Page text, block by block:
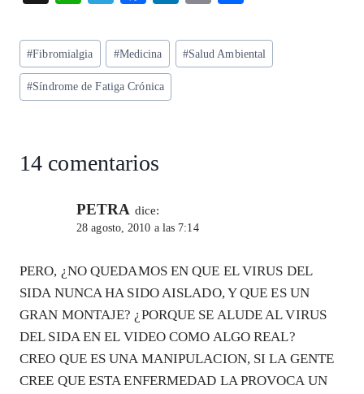
ts
A
p
eg
ra
m
eb
o
o
ke
dI
ai
l
re
Etiquetas
de
la
#Fibromialgia #Medicina #Salud Ambiental
#Síndrome de Fatiga Crónica
14 comentarios
PETRA dice:
28 agosto, 2010 a las 7:14
PERO, ¿NO QUEDAMOS EN QUE EL VIRUS DEL
SIDA NUNCA HA SIDO AISLADO, Y QUE ES UN
GRAN MONTAJE? ¿PORQUE SE ALUDE AL VIRUS
DEL SIDA EN EL VIDEO COMO ALGO REAL?
CREO QUE ES UNA MANIPULACION, SI LA GENTE
CREE QUE ESTA ENFERMEDAD LA PROVOCA UN